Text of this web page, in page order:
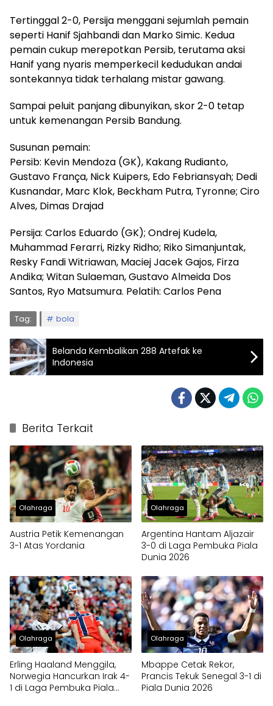
Tertinggal 2-0, Persija menggani sejumlah pemain
seperti Hanif Sjahbandi dan Marko Simic. Kedua
pemain cukup merepotkan Persib, terutama aksi
Hanif yang nyaris memperkecil kedudukan andai
sontekannya tidak terhalang mistar gawang.
Sampai peluit panjang dibunyikan, skor 2-0 tetap
untuk kemenangan Persib Bandung.
Susunan pemain:
Persib: Kevin Mendoza (GK), Kakang Rudianto,
Gustavo França, Nick Kuipers, Edo Febriansyah; Dedi
Kusnandar, Marc Klok, Beckham Putra, Tyronne; Ciro
Alves, Dimas Drajad
Persija: Carlos Eduardo (GK); Ondrej Kudela,
Muhammad Ferarri, Rizky Ridho; Riko Simanjuntak,
Resky Fandi Witriawan, Maciej Jacek Gajos, Firza
Andika; Witan Sulaeman, Gustavo Almeida Dos
Santos, Ryo Matsumura. Pelatih: Carlos Pena
Tag: bola
Belanda Kembalikan 288 Artefak ke
Indonesia
Berita Terkait
Olahraga
Austria Petik Kemenangan
3-1 Atas Yordania
Olahraga
Argentina Hantam Aljazair
3-0 di Laga Pembuka Piala
Dunia 2026
Olahraga
Erling Haaland Menggila,
Norwegia Hancurkan Irak 4-
1 di Laga Pembuka Piala
Olahraga
Mbappe Cetak Rekor,
Prancis Tekuk Senegal 3-1 di
Piala Dunia 2026